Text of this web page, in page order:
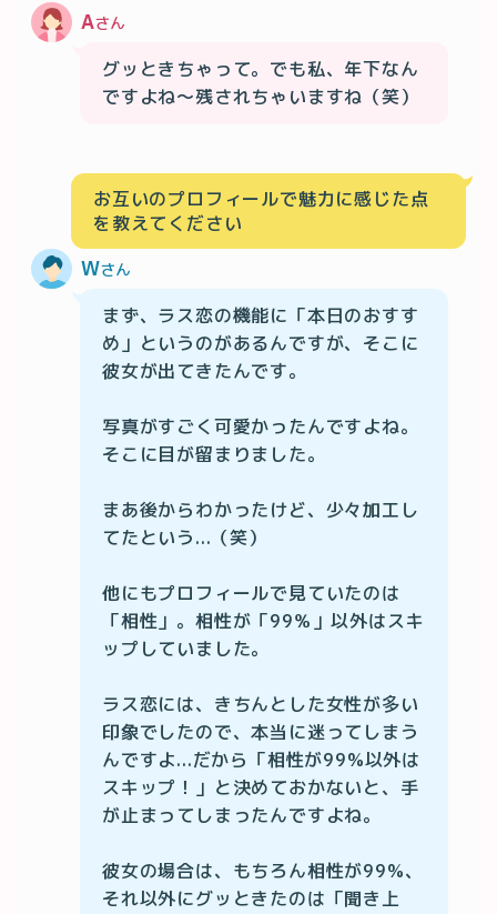
Aさん
グッときちゃって。でも私、年下なん
ですよね〜残されちゃいますね（笑）
お互いのプロフィールで魅力に感じた点
を教えてください
Wさん
まず、ラス恋の機能に「本日のおすす
め」というのがあるんですが、そこに
彼女が出てきたんです。
写真がすごく可愛かったんですよね。
そこに目が留まりました。
まあ後からわかったけど、少々加工し
てたという...（笑）
他にもプロフィールで見ていたのは
「相性」。相性が「99％」以外はスキ
ップしていました。
ラス恋には、きちんとした女性が多い
印象でしたので、本当に迷ってしまう
んですよ...だから「相性が99%以外は
スキップ！」と決めておかないと、手
が止まってしまったんですよね。
彼女の場合は、もちろん相性が99%、
それ以外にグッときたのは「聞き上